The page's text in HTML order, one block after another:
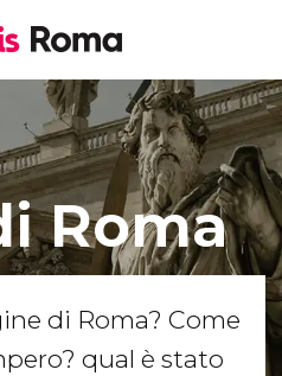
Roma
di Roma? Come
qual è stato